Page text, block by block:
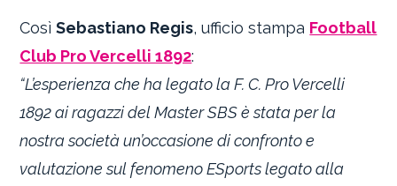
CosìSebastiano Regis, ufficio stampa Football
Club Pro Vercelli 1892:
“L’esperienza che ha legato la F. C. Pro Vercelli
1892 ai ragazzi del Master SBS è stata per la
nostra società un’occasione di confronto e
valutazione sul fenomeno ESports legato alla